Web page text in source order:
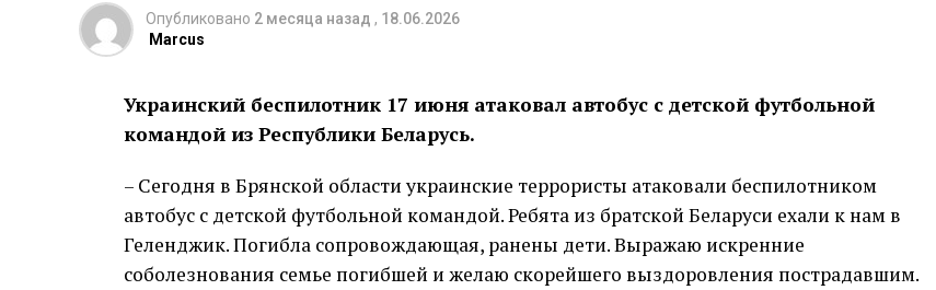
Опубликовано 2 месяца назад , 18.06.2026
Marcus
Украинский беспилотник 17 июня атаковал автобус с детской футбольной
командой из Республики Беларусь.
– Сегодня в Брянской области украинские террористы атаковали беспилотником
автобус с детской футбольной командой. Ребята из братской Беларуси ехали к нам в
Геленджик. Погибла сопровождающая, ранены дети. Выражаю искренние
соболезнования семье погибшей и желаю скорейшего выздоровления пострадавшим.